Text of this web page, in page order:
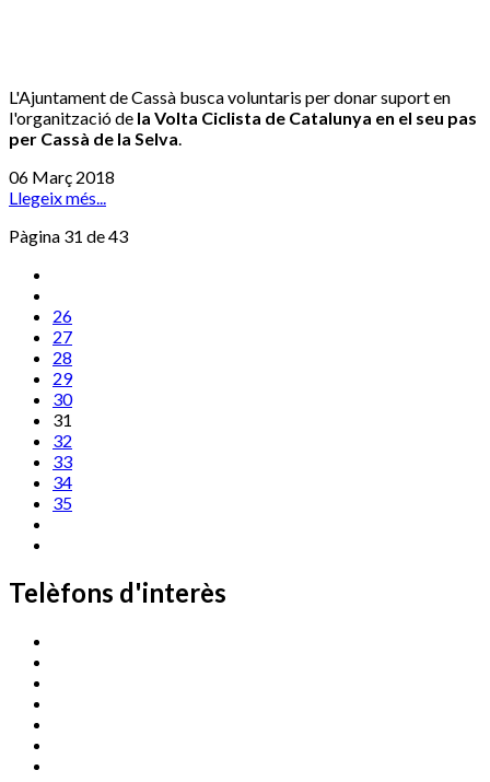
L'Ajuntament de Cassà busca voluntaris per donar suport en
l'organització de la Volta Ciclista de Catalunya en el seu pas
per Cassà de la Selva.
06 Març 2018
Llegeix més...
Pàgina 31 de 43
26
27
28
29
30
31
32
33
34
35
Telèfons d'interès